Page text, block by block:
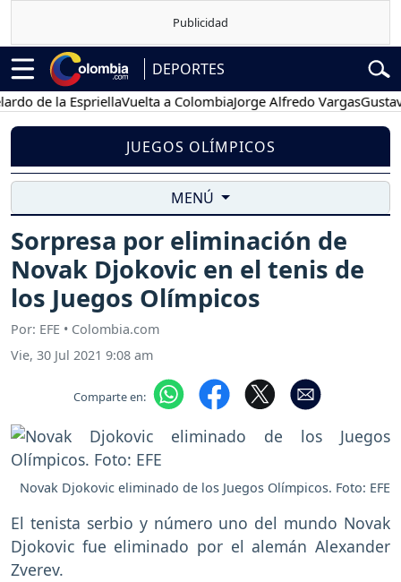
DEPORTES
la EspriellaVuelta a ColombiaJorge Alfredo VargasGustavo
JUEGOS OLÍMPICOS
MENÚ
Sorpresa por eliminación de
Novak Djokovic en el tenis de
los Juegos Olímpicos
Por: EFE • Colombia.com
Vie, 30 Jul 2021 9:08 am
Comparte en:
Novak Djokovic eliminado de los Juegos Olímpicos. Foto: EFE
El tenista serbio y número uno del mundo Novak
Djokovic fue eliminado por el alemán Alexander
Zverev.